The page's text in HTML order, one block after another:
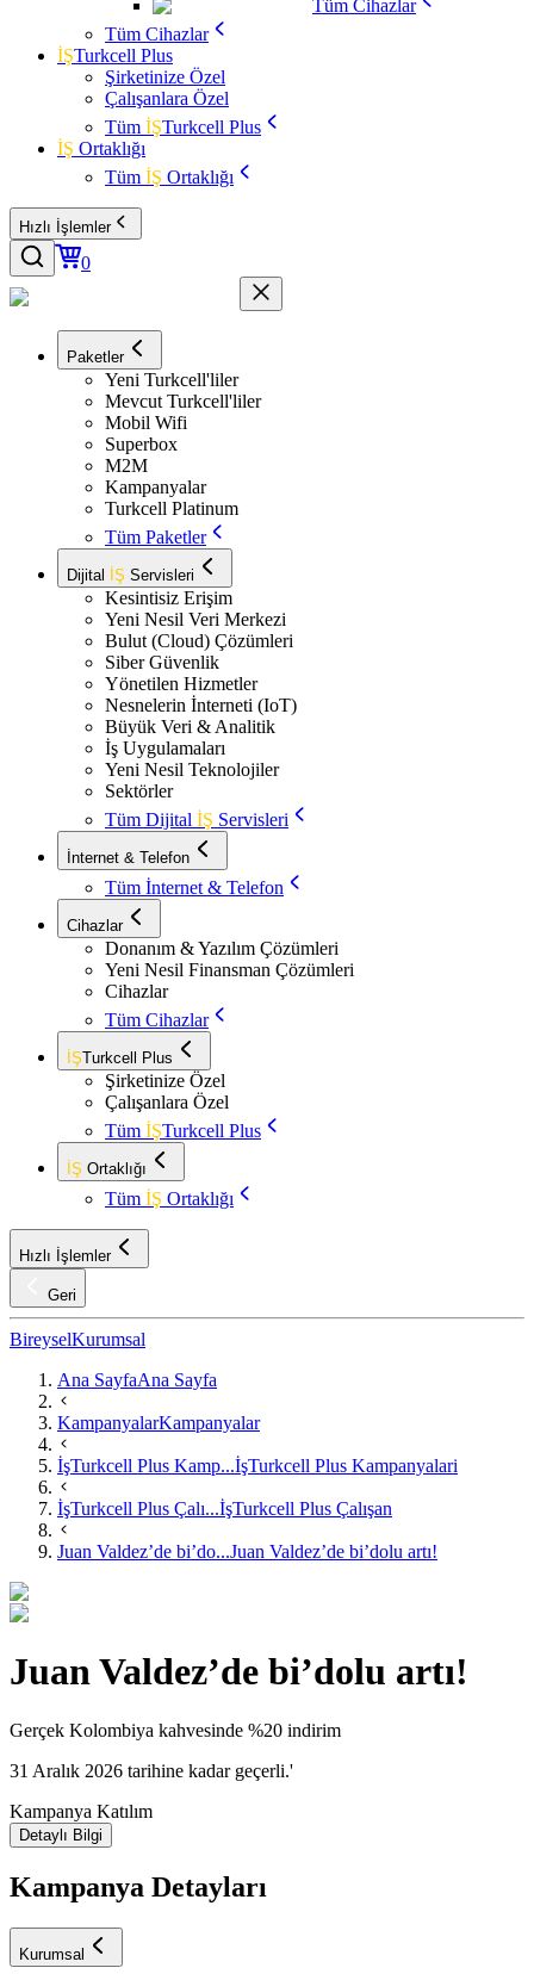
Tüm Cihazlar
Tüm Cihazlar
İŞTurkcell Plus
Şirketinize Özel
Çalışanlara Özel
Tüm İŞTurkcell Plus
İŞ Ortaklığı
Tüm İŞ Ortaklığı
Hızlı İşlemler
0
Paketler
Yeni Turkcell'liler
Mevcut Turkcell'liler
Mobil Wifi
Superbox
M2M
Kampanyalar
Turkcell Platinum
Tüm Paketler
Dijital İŞ Servisleri
Kesintisiz Erişim
Yeni Nesil Veri Merkezi
Bulut (Cloud) Çözümleri
Siber Güvenlik
Yönetilen Hizmetler
Nesnelerin İnterneti (IoT)
Büyük Veri & Analitik
İş Uygulamaları
Yeni Nesil Teknolojiler
Sektörler
Tüm Dijital İŞ Servisleri
İnternet & Telefon
Tüm İnternet & Telefon
Cihazlar
Donanım & Yazılım Çözümleri
Yeni Nesil Finansman Çözümleri
Cihazlar
Tüm Cihazlar
İŞTurkcell Plus
Şirketinize Özel
Çalışanlara Özel
Tüm İŞTurkcell Plus
İŞ Ortaklığı
Tüm İŞ Ortaklığı
Hızlı İşlemler
Geri
BireyselKurumsal
Ana SayfaAna Sayfa
KampanyalarKampanyalar
İşTurkcell Plus Kamp...İşTurkcell Plus Kampanyalari
İşTurkcell Plus Çalı...İşTurkcell Plus Çalışan
Juan Valdez’de bi’do...Juan Valdez’de bi’dolu artı!
Juan Valdez’de bi’dolu artı!
​Gerçek Kolombiya kahvesinde %20 indirim
31 Aralık 2026 tarihine kadar geçerli.'
Kampanya Katılım
Detaylı Bilgi
Kampanya Detayları
Kurumsal